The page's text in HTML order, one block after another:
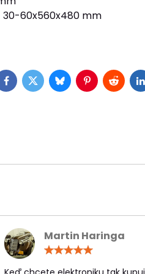
30-60x560x480 mm
Facebook
TwitterBlueskyPinterest
Reddit
Martin Haringa
/